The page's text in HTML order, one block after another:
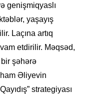
genişmiqyaslı
yaşayış
Laçına artıq
etdirilir. Məqsəd,
bir şəhərə
Əliyevin
strategiyası